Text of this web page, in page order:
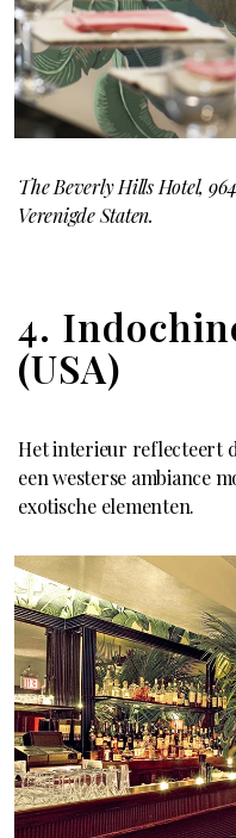
The Beverly Hills Hotel,
Verenigde Staten.
4.
(USA)
Het interieur reflecteert
een westerse ambiance
exotische elementen.